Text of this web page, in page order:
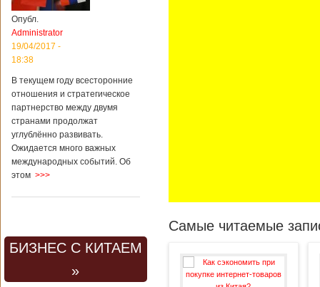
Опубл.
Administrator
19/04/2017 -
18:38
В текущем году всесторонние
отношения и стратегическое
партнерство между двумя
странами продолжат
углублённо развивать.
Ожидается много важных
международных событий. Об
этом >>>
БИЗНЕС С КИТАЕМ
»
Самые читаемые